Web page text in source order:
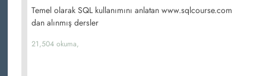
Temel olarak SQL kullanımını anlatan www.sqlcourse.com
dan alınmış dersler
21,504 okuma,